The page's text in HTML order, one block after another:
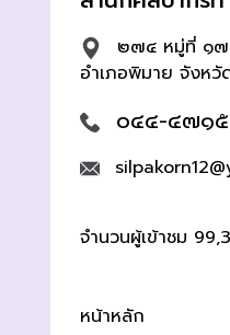
๒๗๔ หมู่ที่ ๑
อำเภอพิมาย จังหวั
๐๔๔-๔๗๑
จำนวนผู้เข้าชม
หน้าหลัก